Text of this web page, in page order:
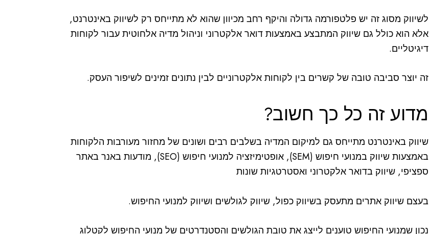
לשיווק מסוג זה יש פלטפורמה גדולה והיקף רחב מכיוון שהוא לא מתייחס רק לשיווק באינטרנט,
אלא הוא כולל גם שיווק המתבצע באמצעות דואר אלקטרוני וניהול מדיה אלחוטית עבור לקוחות
דיגיטליים.
זה יוצר סביבה טובה של קשרים בין לקוחות אלקטרוניים לבין נתונים זמינים לשיפור העסק.
מדוע זה כל כך חשוב?
שיווק באינטרנט מתייחס גם למיקום המדיה בשלבים רבים ושונים של מחזור מעורבות הלקוחות
באמצעות שיווק במנועי חיפוש (SEM), אופטימיזציה למנועי חיפוש (SEO), מודעות באנר באתר
ספציפי, שיווק בדואר אלקטרוני ואסטרטגיות שונות
בעצם שיווק אתרים מתעסק בשיווק כפול, שיווק לגולשים ושיווק למנועי החיפוש.
נכון שמנועי החיפוש טוענים לייצג את טובת הגולשים והסטנדרטים של מנועי החיפוש לקטלוג